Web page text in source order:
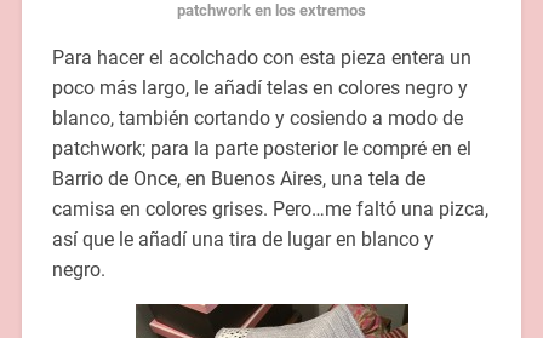
patchwork en los extremos
Para hacer el acolchado con esta pieza entera un
poco más largo, le añadí telas en colores negro y
blanco, también cortando y cosiendo a modo de
patchwork; para la parte posterior le compré en el
Barrio de Once, en Buenos Aires, una tela de
camisa en colores grises. Pero…me faltó una pizca,
así que le añadí una tira de lugar en blanco y
negro.